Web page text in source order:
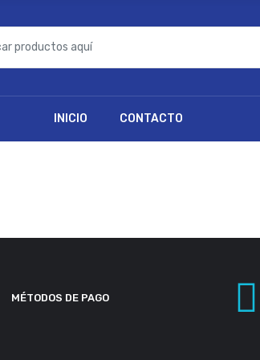
INICIO CONTACTO
MÉTODOS DE PAGO